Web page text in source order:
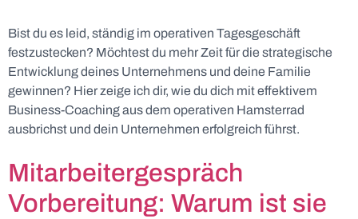
Bist du es leid, ständig im operativen Tagesgeschäft
festzustecken? Möchtest du mehr Zeit für die strategische
Entwicklung deines Unternehmens und deine Familie
gewinnen? Hier zeige ich dir, wie du dich mit effektivem
Business-Coaching aus dem operativen Hamsterrad
ausbrichst und dein Unternehmen erfolgreich führst.
Mitarbeitergespräch
Vorbereitung: Warum ist sie